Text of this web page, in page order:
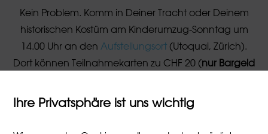
Kein Problem. Komm in Deiner Tracht oder Deinem
historischen Kostüm am Kinderumzug-Sonntag um
14.00 Uhr an den Aufstellungsort (Utoquai, Zürich).
Dort können Teilnahmekarten zu CHF 20 (nur Bargeld
Lageplan Vermietungsort
Ihre Privatsphäre ist uns wichtig